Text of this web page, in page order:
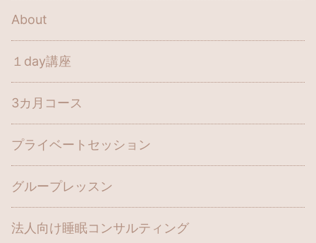
About
１day講座
3カ月コース
プライベートセッション
グループレッスン
法人向け睡眠コンサルティング